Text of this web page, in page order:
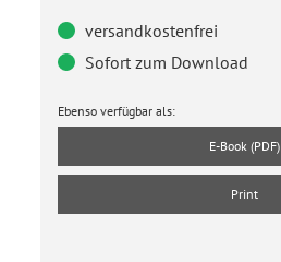
versandkostenfrei
Sofort zum Download
Ebenso verfügbar als:
E-Book (PDF)
Print